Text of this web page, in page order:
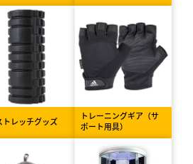
トレッチグッズ
トレーニングギア（サ
ポート用具）